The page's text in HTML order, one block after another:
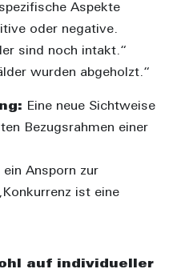
Aspekte
oder negative.
sind noch intakt.“
wurden abgeholzt.“
Eine neue Sichtweise
Bezugsrahmen einer
ein Ansporn zur
ist eine
auf individueller